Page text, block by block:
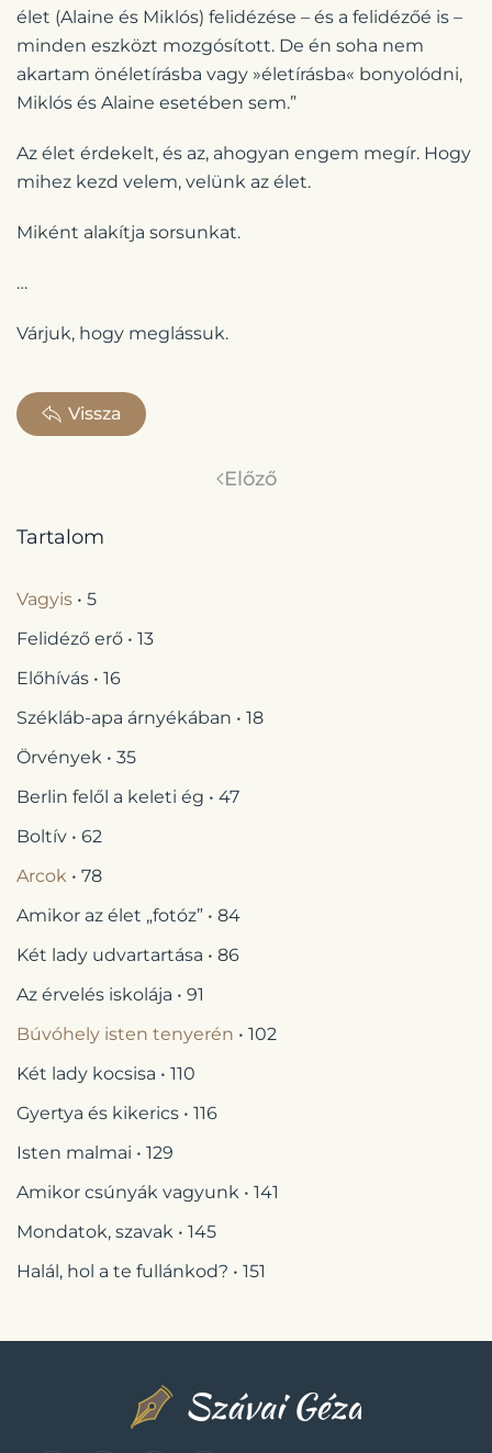
élet (Alaine és Miklós) felidézése – és a felidézőé is –
minden eszközt mozgósított. De én soha nem
akartam önéletírásba vagy »életírásba« bonyolódni,
Miklós és Alaine esetében sem.”
Az élet érdekelt, és az, ahogyan engem megír. Hogy
mihez kezd velem, velünk az élet.
Miként alakítja sorsunkat.
…
Várjuk, hogy meglássuk.
Vissza
Előző
Tartalom
Vagyis • 5
Felidéző erő • 13
Előhívás • 16
Székláb-apa árnyékában • 18
Örvények • 35
Berlin felől a keleti ég • 47
Boltív • 62
Arcok • 78
Amikor az élet „fotóz” • 84
Két lady udvartartása • 86
Az érvelés iskolája • 91
Búvóhely isten tenyerén • 102
Két lady kocsisa • 110
Gyertya és kikerics • 116
Isten malmai • 129
Amikor csúnyák vagyunk • 141
Mondatok, szavak • 145
Halál, hol a te fullánkod? • 151